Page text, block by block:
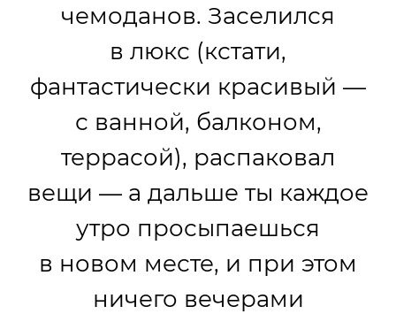
чемоданов. Заселился
в люкс (кстати,
фантастически красивый —
с ванной, балконом,
террасой), распаковал
вещи — а дальше ты каждое
утро просыпаешься
в новом месте, и при этом
ничего вечерами